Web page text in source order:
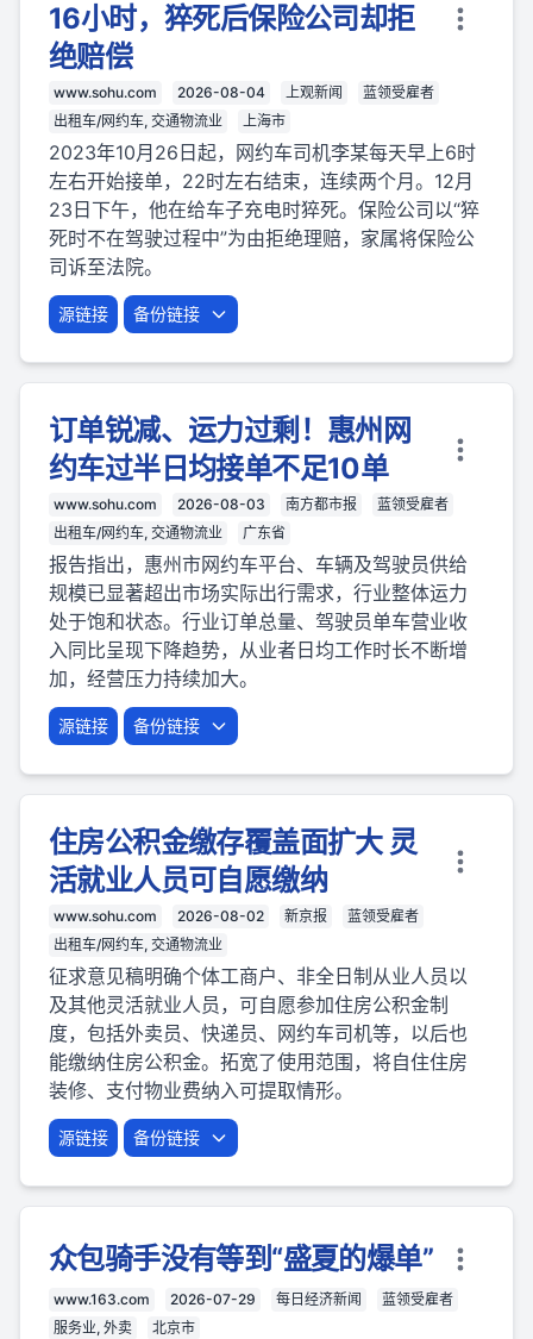
16小时，猝死后保险公司却拒
绝赔偿
www.sohu.com 2026-08-04 上观新闻
蓝领受雇者
出租车/网约车, 交通物流业
上海市
2023年10月26日起，网约车司机李某每天早上6时
左右开始接单，22时左右结束，连续两个月。12月
23日下午，他在给车子充电时猝死。保险公司以“猝
死时不在驾驶过程中”为由拒绝理赔，家属将保险公
司诉至法院。
源链接 备份链接
订单锐减、运力过剩！惠州网
约车过半日均接单不足10单
www.sohu.com 2026-08-03 南方都市报
蓝领受雇者
出租车/网约车, 交通物流业
广东省
报告指出，惠州市网约车平台、车辆及驾驶员供给
规模已显著超出市场实际出行需求，行业整体运力
处于饱和状态。行业订单总量、驾驶员单车营业收
入同比呈现下降趋势，从业者日均工作时长不断增
加，经营压力持续加大。
源链接 备份链接
住房公积金缴存覆盖面扩大 灵
活就业人员可自愿缴纳
www.sohu.com 2026-08-02 新京报
蓝领受雇者
出租车/网约车, 交通物流业
征求意见稿明确个体工商户、非全日制从业人员以
及其他灵活就业人员，可自愿参加住房公积金制
度，包括外卖员、快递员、网约车司机等，以后也
能缴纳住房公积金。拓宽了使用范围，将自住住房
装修、支付物业费纳入可提取情形。
源链接 备份链接
众包骑手没有等到“盛夏的爆单”
www.163.com 2026-07-29 每日经济新闻
蓝领受雇者
服务业, 外卖
北京市